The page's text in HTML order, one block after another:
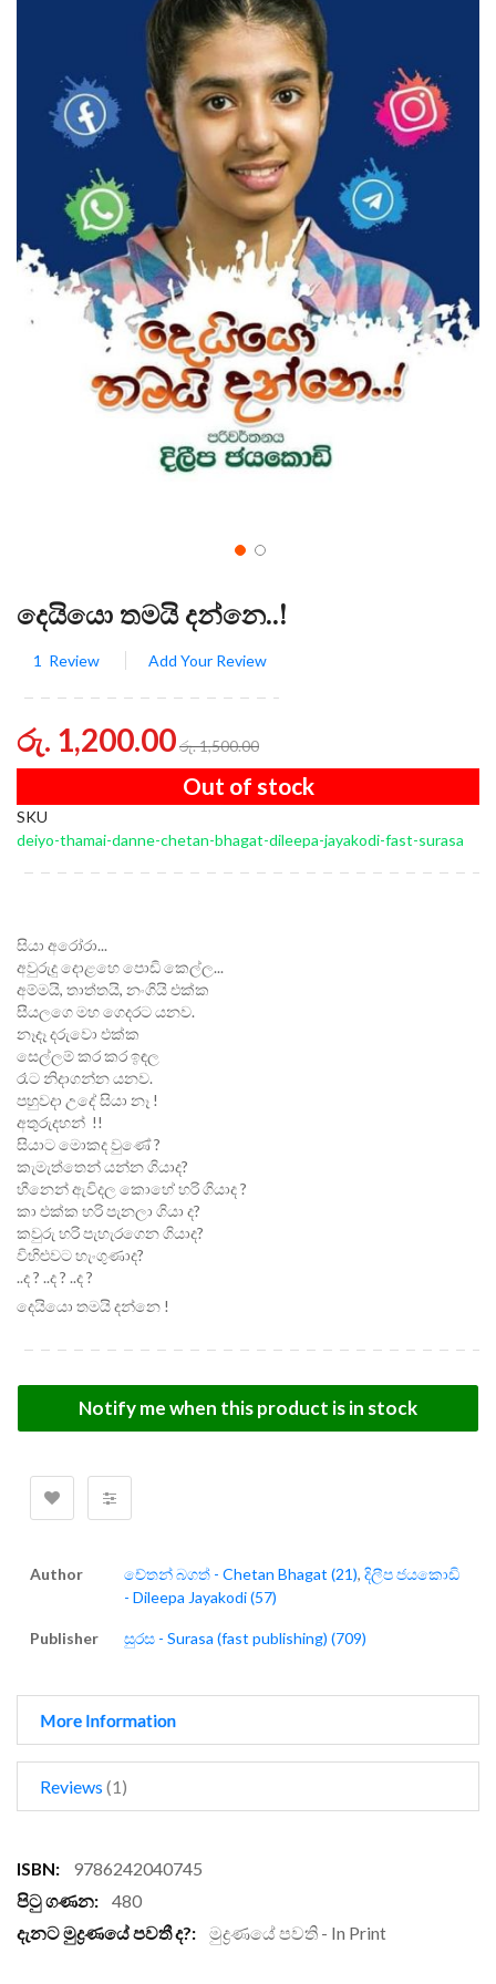
දෙයියො තමයි දන්නෙ..!
1 Review Add Your Review
රු. 1,200.00රු. 1,500.00
Out of stock
SKU
deiyo-thamai-danne-chetan-bhagat-dileepa-jayakodi-fast-surasa
සියා අරෝරා...
අවුරුදු දොළහෙ පොඩි කෙල්ල...
අම්මයි, තාත්තයි, නංගියි එක්ක
සීයලගෙ මහ ගෙදරට යනව.
නෑදෑ දරුවො එක්ක
සෙල්ලම් කර කර ඉඳල
රෑට නිදාගන්න යනව.
පහුවදා උදේ සියා නෑ !
අතුරුදහන් !!
සියාට මොකද වුණේ ?
කැමැත්තෙන් යන්න ගියාද?
හීනෙන් ඇවිදල කොහේ හරි ගියාද ?
කා එක්ක හරි පැනලා ගියා ද?
කවුරු හරි පැහැරගෙන ගියාද?
විහිළුවට හැංගුණාද?
..ද ? ..ද ? ..ද ?
දෙයියො තමයි දන්නෙ !
Notify me when this product is in stock
Author චේතන් බගත් - Chetan Bhagat (21), දිලීප ජයකොඩි
- Dileepa Jayakodi (57)
Publisher සුරස - Surasa (fast publishing) (709)
More Information
Reviews 1
More
Information
9786242040745
480
මුද්‍රණයේ පවති - In Print